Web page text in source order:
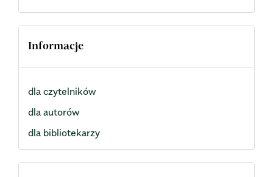
Informacje
dla czytelników
dla autorów
dla bibliotekarzy